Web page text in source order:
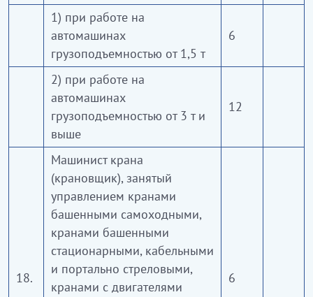
1) при работе на
автомашинах
грузоподъемностью от 1,5 т
6
2) при работе на
автомашинах
грузоподъемностью от 3 т и
выше
12
18.
Машинист крана
(крановщик), занятый
управлением кранами
башенными самоходными,
кранами башенными
стационарными, кабельными
и портально стреловыми,
кранами с двигателями
6